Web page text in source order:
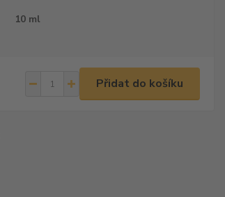
10 ml
Přidat do košíku